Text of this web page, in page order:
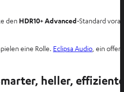
den HDR10+ Advanced‑Standard
eine Rolle. Eclipsa Audio , ein
heller,